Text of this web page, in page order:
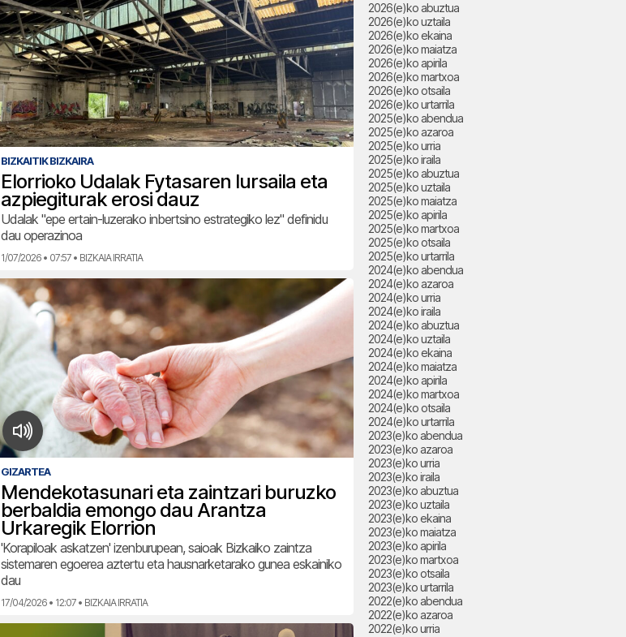
BIZKAITIK BIZKAIRA
Elorrioko Udalak Fytasaren lursaila eta
azpiegiturak erosi dauz
Udalak "epe ertain-luzerako inbertsino estrategiko lez" definidu
dau operazinoa
1/07/2026 • 07:57 • BIZKAIA IRRATIA
GIZARTEA
Mendekotasunari eta zaintzari buruzko
berbaldia emongo dau Arantza
Urkaregik Elorrion
'Korapiloak askatzen' izenburupean, saioak Bizkaiko zaintza
sistemaren egoerea aztertu eta hausnarketarako gunea eskainiko
dau
17/04/2026 • 12:07 • BIZKAIA IRRATIA
2026(e)ko abuztua
2026(e)ko uztaila
2026(e)ko ekaina
2026(e)ko maiatza
2026(e)ko apirila
2026(e)ko martxoa
2026(e)ko otsaila
2026(e)ko urtarrila
2025(e)ko abendua
2025(e)ko azaroa
2025(e)ko urria
2025(e)ko iraila
2025(e)ko abuztua
2025(e)ko uztaila
2025(e)ko maiatza
2025(e)ko apirila
2025(e)ko martxoa
2025(e)ko otsaila
2025(e)ko urtarrila
2024(e)ko abendua
2024(e)ko azaroa
2024(e)ko urria
2024(e)ko iraila
2024(e)ko abuztua
2024(e)ko uztaila
2024(e)ko ekaina
2024(e)ko maiatza
2024(e)ko apirila
2024(e)ko martxoa
2024(e)ko otsaila
2024(e)ko urtarrila
2023(e)ko abendua
2023(e)ko azaroa
2023(e)ko urria
2023(e)ko iraila
2023(e)ko abuztua
2023(e)ko uztaila
2023(e)ko ekaina
2023(e)ko maiatza
2023(e)ko apirila
2023(e)ko martxoa
2023(e)ko otsaila
2023(e)ko urtarrila
2022(e)ko abendua
2022(e)ko azaroa
2022(e)ko urria